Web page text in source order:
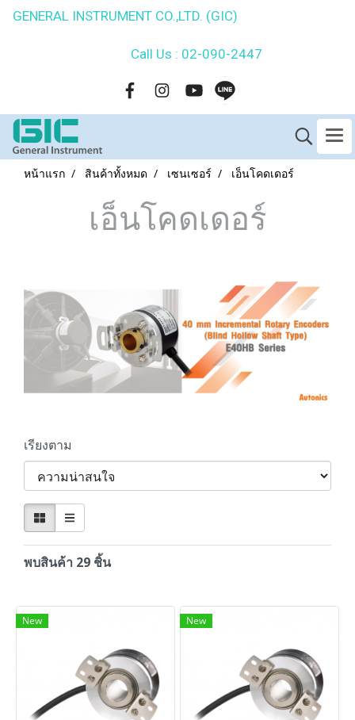
GENERAL INSTRUMENT CO.,LTD. (GIC)
Call Us : 02-090-2447
หน้าแรก สินค้าทั้งหมด เซนเซอร์ เอ็นโคดเดอร์
เอ็นโคดเดอร์
เรียงตาม
พบสินค้า 29 ชิ้น
New New